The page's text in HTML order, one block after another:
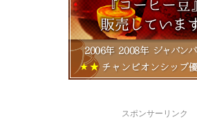
スポンサーリンク